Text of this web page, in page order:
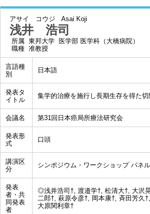
アサイ コウジ Asai Koji
浅井 浩司
所属 東邦大学 医学部 医学科（大橋病院）
職種 准教授
言語種
別
日本語
発表タ
イトル
集学的治療を施行し長期生存を得た
会議名 第31回日本癌局所療法研究会
発表形
式
口頭
講演区
分
シンポジウム・ワークショップ パネル
発表
者・共
同発表
者
◎浅井浩司†, 渡邉学†, 松清大†, 大沢
二郎†, 萩原令彦†, 岡本康†, 斉田芳久
大原関利章†